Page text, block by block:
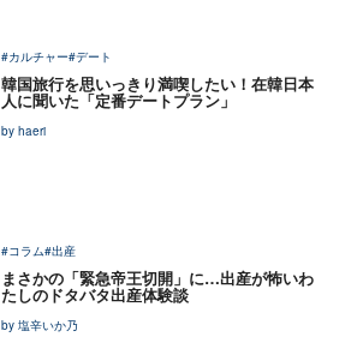
#カルチャー#デート
韓国旅行を思いっきり満喫したい！在韓日本
人に聞いた「定番デートプラン」
by haeri
#コラム#出産
まさかの「緊急帝王切開」に…出産が怖いわ
たしのドタバタ出産体験談
by 塩辛いか乃